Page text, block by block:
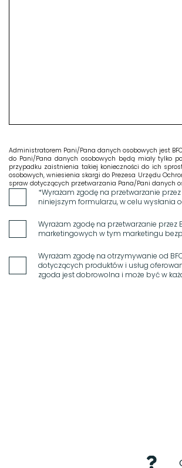
Administratorem Pani/Pana danych osobowych jest
do Pani/Pana danych osobowych będą miały tylko
przypadku zaistnienia takiej konieczności do ich
osobowych, wniesienia skargi do Prezesa Urzędu
spraw dotyczących przetwarzania Pana/Pani danych
*Wyrażam zgodę na przetwarzanie
niniejszym formularzu, w celu wysłania
Wyrażam zgodę na przetwarzanie przez
marketingowych w tym marketingu
Wyrażam zgodę na otrzymywanie od
dotyczących produktów i usług
zgoda jest dobrowolna i może być w